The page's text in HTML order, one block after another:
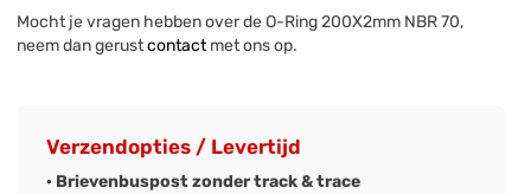
Mocht je vragen hebben over de O-Ring 200X2mm NBR 70,
neem dan gerustcontactmet ons op.
Verzendopties / Levertijd
· Brievenbuspost zonder track & trace